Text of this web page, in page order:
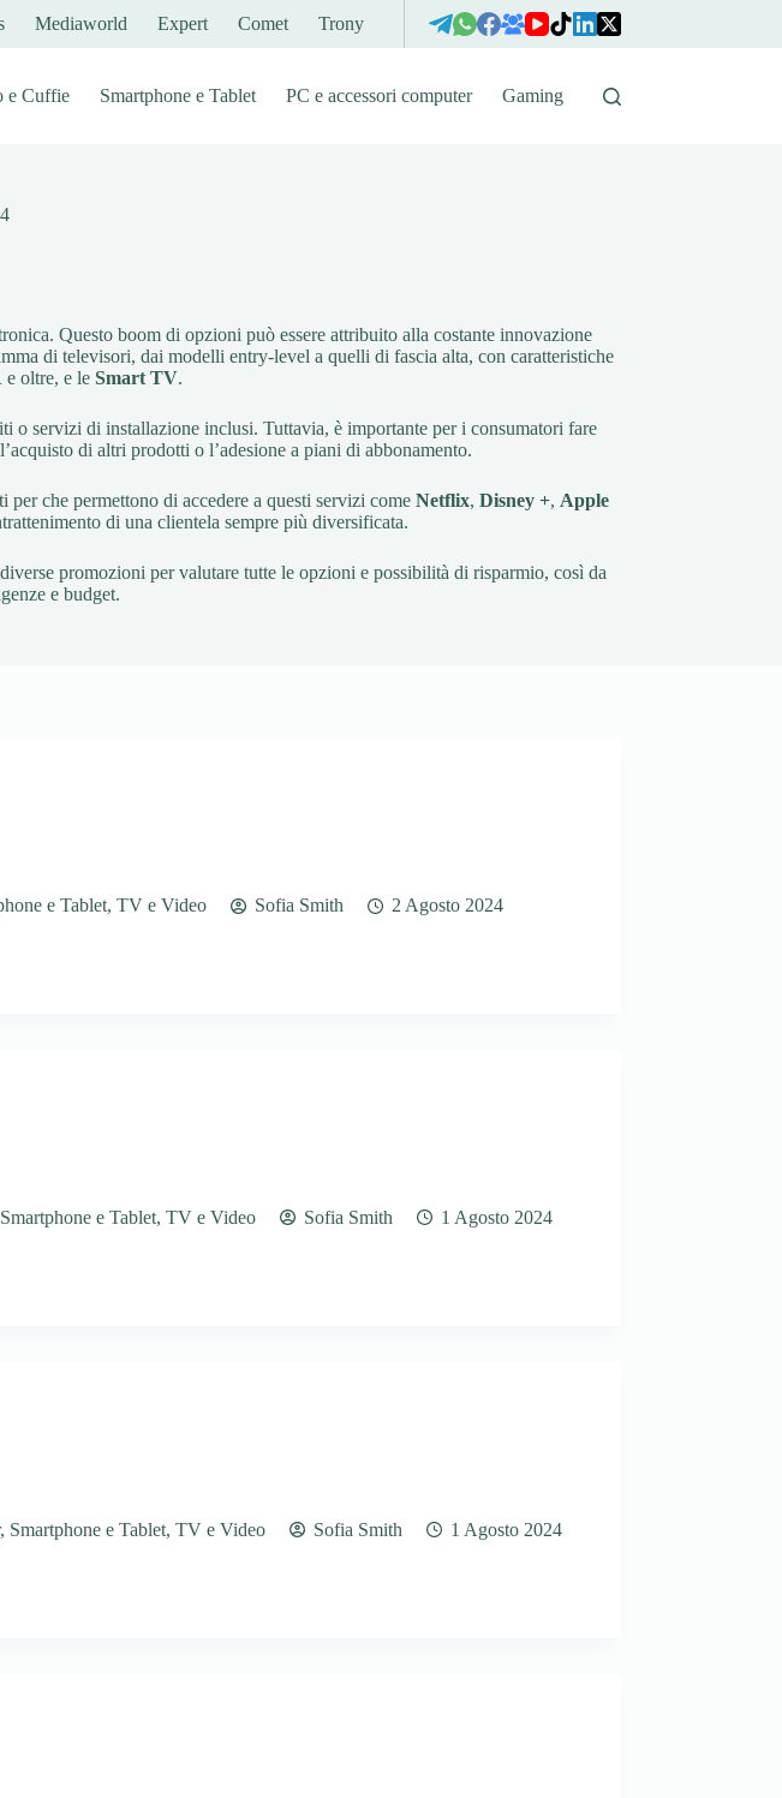
Mediaworld Expert Comet Trony
e Cuffie Smartphone e Tablet PC e accessori computer Gaming
Questo boom di opzioni può essere attribuito alla costante innovazione
di televisori, dai modelli entry-level a quelli di fascia alta, con caratteristiche
oltre, e le Smart TV.
o servizi di installazione inclusi. Tuttavia, è importante per i consumatori fare
di altri prodotti o l’adesione a piani di abbonamento.
che permettono di accedere a questi servizi comeNetflix,Disney +, Apple
di una clientela sempre più diversificata.
promozioni per valutare tutte le opzioni e possibilità di risparmio, così da
e budget.
e Tablet, TV e Video Sofia Smith 2 Agosto 2024
Smartphone e Tablet, TV e Video Sofia Smith 1 Agosto 2024
, Smartphone e Tablet, TV e Video Sofia Smith 1 Agosto 2024